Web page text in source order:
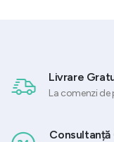
Livrare
La comenzi
Consultanță